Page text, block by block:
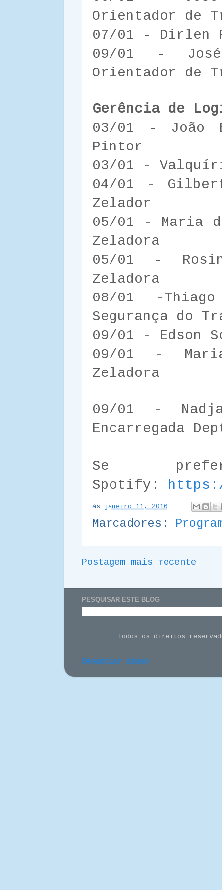
Orientador de
07/01 - Dirlen
09/01 -
Orientador de
Gerência de
03/01 - João
Pintor
03/01 -
04/01 -
Zelador
05/01 - Maria
Zeladora
05/01 -
Zeladora
08/01 -
Segurança do
09/01 - Edson
09/01 -
Zeladora
09/01 -
Encarregada
Se
Spotify:
às janeiro 11, 2016
Marcadores:
Postagem mais recente
PESQUISAR ESTE BLOG
Todos os direitos
Denunciar abuso